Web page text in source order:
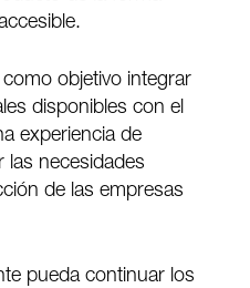
objetivo integrar
disponibles con el
experiencia de
las necesidades
de las empresas
pueda continuar los